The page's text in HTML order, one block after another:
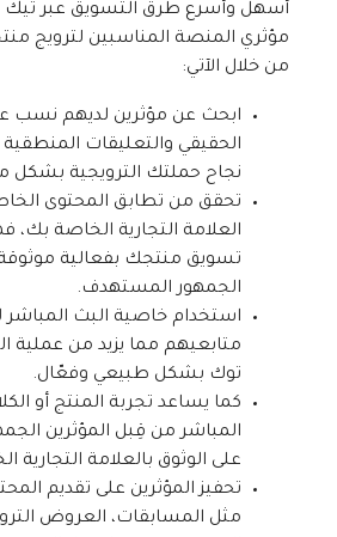
أسهل وأسرع طرق التسويق عبر تيك
مؤثري المنصة المناسبين لترويج
من خلال الآتي:
ابحث عن مؤثرين لديهم نسب
الحقيقي والتعليقات
نجاح حملتك الترويجية
تحقق من تطابق المحتوى
العلامة التجارية الخاصة بك،
تسويق منتجك بفعالية
الجمهور المستهدف.
استخدام خاصية البث المباشر
متابعيهم مما يزيد من عملية
توك بشكل طبيعي وفعّال.
كما يساعد تجربة المنتج أو
المباشر من قِبل المؤثرين
على الوثوق بالعلامة التجارية
تحفيز المؤثرين على تقديم
مثل المسابقات، العروض